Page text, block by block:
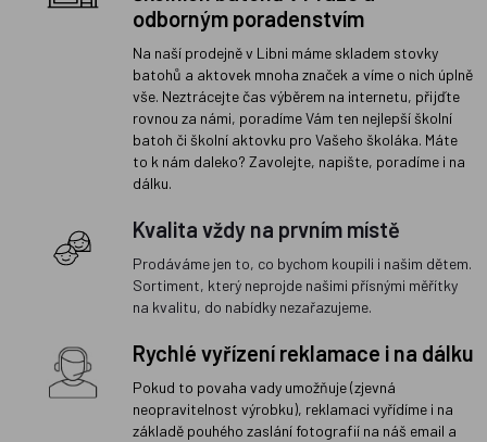
odborným poradenstvím
Na naší prodejně v Libni máme skladem stovky
batohů a aktovek mnoha značek a víme o nich úplně
vše. Neztrácejte čas výběrem na internetu, přijďte
rovnou za námi, poradíme Vám ten nejlepší školní
batoh či školní aktovku pro Vašeho školáka. Máte
to k nám daleko? Zavolejte, napište, poradíme i na
dálku.
Kvalita vždy na prvním místě
Prodáváme jen to, co bychom koupili i našim dětem.
Sortiment, který neprojde našimi přísnými měřítky
na kvalitu, do nabídky nezařazujeme.
Rychlé vyřízení reklamace i na dálku
Pokud to povaha vady umožňuje (zjevná
neopravitelnost výrobku), reklamaci vyřídíme i na
základě pouhého zaslání fotografií na náš email a